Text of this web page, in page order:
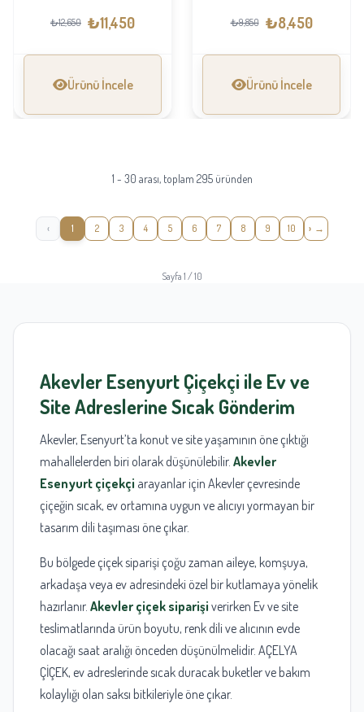
₺12,650 ₺11,450
Ürünü İncele
₺9,850 ₺8,450
Ürünü İncele
1 - 30 arası, toplam 295 üründen
‹ 1 2 3 4 5 6 7 8 9 10 ›
Sayfa 1 / 10
Akevler Esenyurt Çiçekçi ile Ev ve
Site Adreslerine Sıcak Gönderim
Akevler, Esenyurt’ta konut ve site yaşamının öne çıktığı
mahallelerden biri olarak düşünülebilir. Akevler
Esenyurt çiçekçi arayanlar için Akevler çevresinde
çiçeğin sıcak, ev ortamına uygun ve alıcıyı yormayan bir
tasarım dili taşıması öne çıkar.
Bu bölgede çiçek siparişi çoğu zaman aileye, komşuya,
arkadaşa veya ev adresindeki özel bir kutlamaya yönelik
hazırlanır. Akevler çiçek siparişi verirken Ev ve site
teslimatlarında ürün boyutu, renk dili ve alıcının evde
olacağı saat aralığı önceden düşünülmelidir. AÇELYA
ÇİÇEK, ev adreslerinde sıcak duracak buketler ve bakım
kolaylığı olan saksı bitkileriyle öne çıkar.